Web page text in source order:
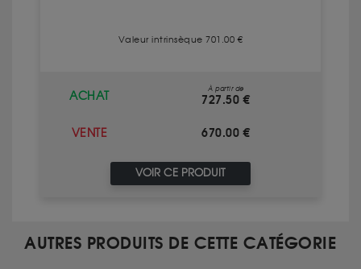
Valeur intrinsèque 701.00 €
ACHAT
À partir de
727.50 €
VENTE 670.00 €
VOIR CE PRODUIT
AUTRES PRODUITS DE CETTE CATÉGORIE